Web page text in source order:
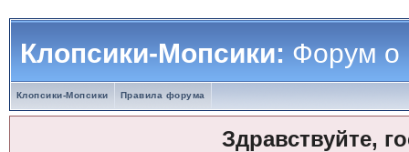
Клопсики-Мопсики:Форум о
Клопсики-Мопсики Правила форума
Здравствуйте,